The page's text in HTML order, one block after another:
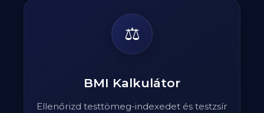
⚖️
BMI Kalkulátor
Ellenőrizd testtömeg-indexedet és testzsír